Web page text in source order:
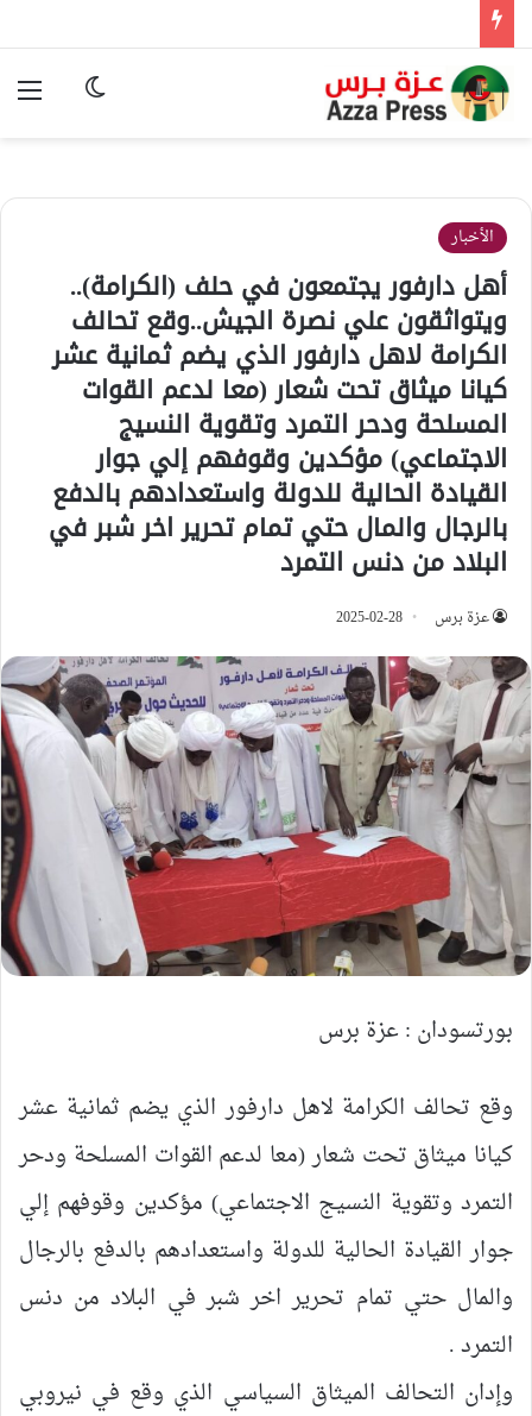
الوضع
الأخبار
أهل دارفور يجتمعون في حلف (الكرامة)..
ويتواثقون علي نصرة الجيش..وقع تحالف
الكرامة لاهل دارفور الذي يضم ثمانية عشر
كيانا ميثاق تحت شعار (معا لدعم القوات
المسلحة ودحر التمرد وتقوية النسيج
الاجتماعي) مؤكدين وقوفهم إلي جوار
القيادة الحالية للدولة واستعدادهم بالدفع
بالرجال والمال حتي تمام تحرير اخر شبر في
البلاد من دنس التمرد
عزة برس 2025-02-28
بورتسودان : عزة برس
وقع تحالف الكرامة لاهل دارفور الذي يضم ثمانية عشر
كيانا ميثاق تحت شعار (معا لدعم القوات المسلحة ودحر
التمرد وتقوية النسيج الاجتماعي) مؤكدين وقوفهم إلي
جوار القيادة الحالية للدولة واستعدادهم بالدفع بالرجال
والمال حتي تمام تحرير اخر شبر في البلاد من دنس
التمرد .
وإدان التحالف الميثاق السياسي الذي وقع في نيروبي